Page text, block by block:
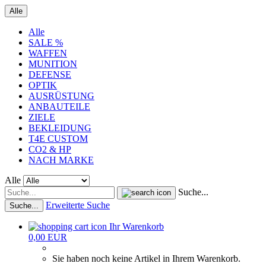
Alle
Alle
SALE %
WAFFEN
MUNITION
DEFENSE
OPTIK
AUSRÜSTUNG
ANBAUTEILE
ZIELE
BEKLEIDUNG
T4E CUSTOM
CO2 & HP
NACH MARKE
Alle
Suche...
Suche... Erweiterte Suche
Ihr Warenkorb
0,00 EUR
Sie haben noch keine Artikel in Ihrem Warenkorb.